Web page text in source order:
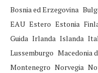
Bosnia ed Erzegovina
EAU Estero Estonia
Guida Irlanda Islanda
Lussemburgo Macedonia
Montenegro Norvegia